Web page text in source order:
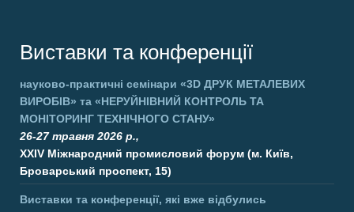
Виставки та конференції
науково-практичні семінари «3D ДРУК МЕТАЛЕВИХ
ВИРОБІВ» та «НЕРУЙНІВНИЙ КОНТРОЛЬ ТА
МОНІТОРИНГ ТЕХНІЧНОГО СТАНУ»
26-27 травня 2026 р.,
XXIV Міжнародний промисловий форум (м. Київ,
Броварський проспект, 15)
Виставки та конференції, які вже відбулись